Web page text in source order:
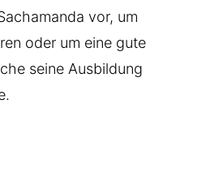
vor, um
oder um eine gute
seine Ausbildung